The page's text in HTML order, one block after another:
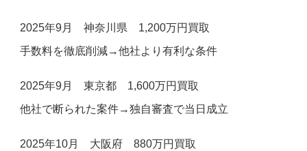
2025年9月 神奈川県 1,200万円買取
手数料を徹底削減→他社より有利な条件
2025年9月 東京都 1,600万円買取
他社で断られた案件→独自審査で当日成立
2025年10月 大阪府 880万円買取